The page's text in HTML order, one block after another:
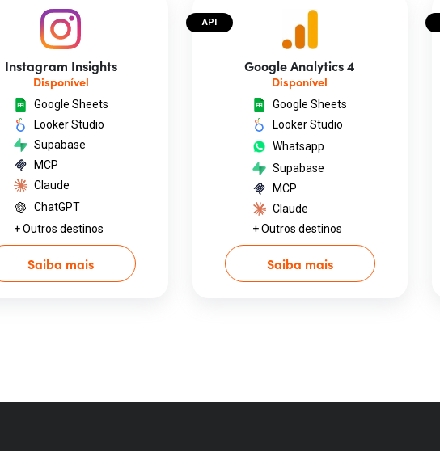
Instagram Insights
Disponível
Google Sheets
Looker Studio
Supabase
MCP
Claude
ChatGPT
+ Outros destinos
Saiba mais
API
Google Analytics 4
Disponível
Google Sheets
Looker Studio
Whatsapp
Supabase
MCP
Claude
+ Outros destinos
Saiba mais